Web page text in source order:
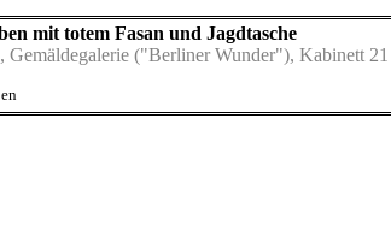
mit totem Fasan und Jagdtasche
Gemäldegalerie ("Berliner Wunder"), Kabinett 21